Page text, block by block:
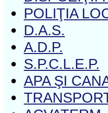
POLIŢIA
D.A.S.
A.D.P.
S.P.C.L.E.P.
APA ŞI